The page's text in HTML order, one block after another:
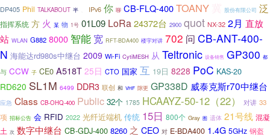
DP405 Phil TALKABOUT 半 IPv6 你 聊 CB-FLQ-400TOANY 股份有限公司 泛
指挥系统 方 火 某 物 1号 01L09 LoRa24372台 2900 quot NX-32 2月 直放
站 WLAN G882 8000 智能 宽 RFT-BDA400 楼宇对讲 702 问 CB-ANT-400-
N 海能达rd980s中继台 2009 Wi-Fi CytiMESH 从 Teltronic 设备销售 GP300 都
与 CCW 子 CE0 A518T 25日 CTO 国家 互 19日 8228 PoC KAS-20
RD620 SL1M 6499 DDR3 联创 和 VHF 隙更 GP338D 威泰克斯r70中继台
应急 Class CB-OHQ-400 Public 32个 1785 HCAAYZ-50-12（22） 对讲 33
项 招标公告 会 RFID 2022 光纤近端机 传统 15日 800个 Gray 图 遗体 21号线 混凝
土 次 数字中继台 CB-GDJ-400 8260 之 CEO 对 E-BDA400 1.4G 5GHz 钢盔